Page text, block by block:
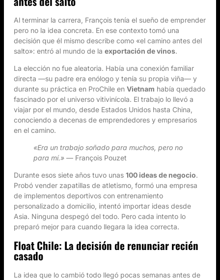
Al terminar la carrera, François tenía el sueño de emprender
pero no la idea concreta. En ese contexto tomó una
decisión que él mismo describe como «el camino antes del
salto»: entró al mundo de la exportación de vinos.
La elección no fue aleatoria. Había una conexión familiar
directa —su padre era enólogo y tenía su propia viña— y
durante su práctica en ProChile en Vietnam había quedado
fascinado por el universo vitivinícola. El trabajo lo llevó a
viajar por el mundo, desde Estados Unidos hasta China,
conociendo a decenas de emprendedores y empresarios
en el camino.
«Era un trabajo soñado para muchos, pero no
para mí.» — François Pouzet
Durante esos siete años tuvo unas 100 ideas de negocio.
Probó vender zapatillas de atletismo, formó una empresa
de implementos deportivos con entrenamiento
personalizado a domicilio, intentó importar ideas desde
Asia. Ninguna despegó del todo. Pero cada intento lo
preparó mejor para cuando llegara la idea correcta.
Float Chile: La decisión de renunciar recién
casado
La idea que lo cambió todo llegó pocas semanas antes de